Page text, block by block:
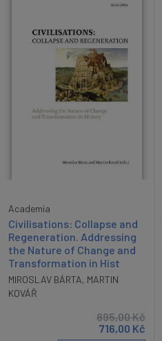
Academia
Civilisations: Collapse and
Regeneration. Addressing
the Nature of Change and
Transformation in Hist
MIROSLAV BÁRTA, MARTIN
KOVÁŘ
895,00Kč
716,00 Kč